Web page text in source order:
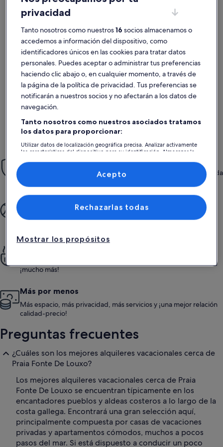
Más información sobre Apartamento Arosa junto al mar
genial
10 de 10
Excepcional
excepcional
1 comentario
(1 comentario)
todo muy bien
juan manuel n.
Se alojó aquí en jul 2025
10
La casa
como la
atenta.
Tranquilidad
Aprovecha nuestra Garantía Reserva con Confianza, que te brinda
atención 24/7.
Más tiempo para disfrutar
Regálate un viaje sin complicaciones: desde que reservas hasta
¡mucho más!
Más por menos
Más espacio, más privacidad, más servicios y ¡una mejor relación
calidad-precio!
Preguntas frecuentes
¿Cuáles son los mejores alquileres vacacionales cerca de
Praia Fonte De Louxo?
Los mejores alquileres vacacionales cerca de Praia
Fonte De Louxo se encuentran típicamente en los
encantadores pueblos y aldeas costeros a lo largo de la
costa gallega. Encontrará una gran selección aquí,
principalmente compuesta por casas de vacaciones
privadas y apartamentos cómodos, muchos a pocos
pasos del mar. Si está dispuesto a conducir un poco
privacidad
Tanto nosotros como nuestros16 socios almacenamos o
accedemos a información del dispositivo, como
identificadores únicos en las cookies para tratar datos
personales. Puedes aceptar o administrar tus preferencias
haciendo clic abajo o, en cualquier momento, a través de
la página de la política de privacidad. Tus preferencias se
notificarán a nuestros socios y no afectarán a los datos de
navegación.
Tanto nosotros como nuestros asociados tratamos
los datos para proporcionar:
Utilizar datos de localización geográfica precisa. Analizar activamente
las características del dispositivo para su identificación. Almacenar la
contenido personalizados, medición de publicidad y contenido,
investigación de audiencia y desarrollo de servicios.
Lista de asociados (proveedores)
Mostrar los propósitos
Rechazarlas todas
Acepto